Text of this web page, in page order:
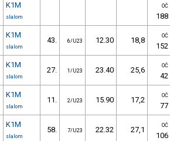
K1M
slalom
OČ
188
K1M
slalom
43. 6/U23 12.30 18,8 OČ
152
K1M
slalom
27. 1/U23 23.40 25,6 OČ
42
K1M
slalom
11. 2/U23 15.90 17,2 OČ
77
K1M
slalom
58. 7/U23 22.32 27,1 OČ
106